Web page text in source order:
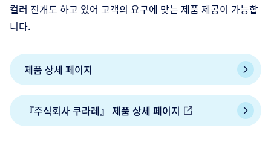
컬러 전개도 하고 있어 고객의 요구에 맞는 제품 제공이 가능합
니다.
제품 상세 페이지
『주식회사 쿠라레』 제품 상세 페이지